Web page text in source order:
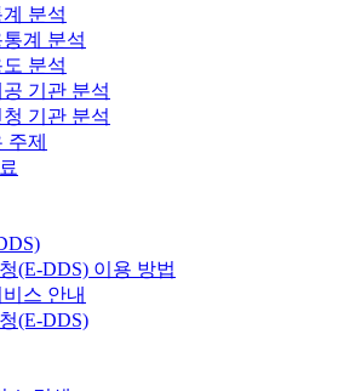
분석
계 분석
분석
기관 분석
기관 분석
주제
(E-DDS) 이용 방법
스 안내
(E-DDS)